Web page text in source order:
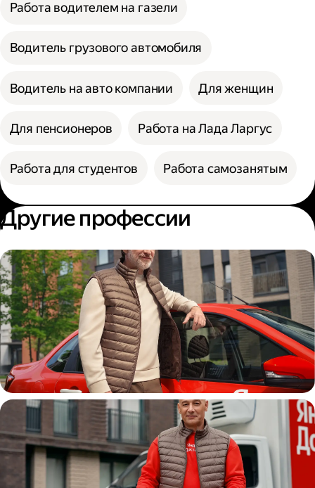
Работа водителем на газели
Водитель грузового автомобиля
Водитель на авто компании Для женщин
Для пенсионеров Работа на Лада Ларгус
Работа для студентов Работа самозанятым
Другие профессии
Автокурьер